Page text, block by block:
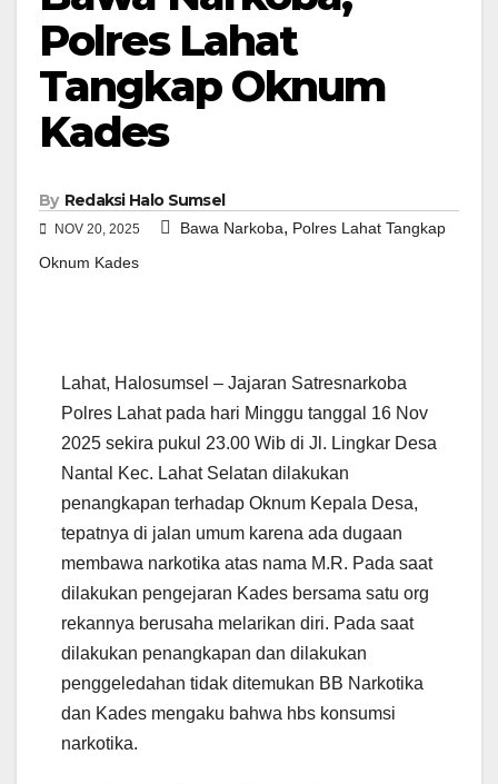
Polres Lahat
Tangkap Oknum
Kades
By Redaksi Halo Sumsel
NOV 20, 2025 Bawa Narkoba, Polres Lahat Tangkap
Oknum Kades
Lahat, Halosumsel – Jajaran Satresnarkoba
Polres Lahat pada hari Minggu tanggal 16 Nov
2025 sekira pukul 23.00 Wib di Jl. Lingkar Desa
Nantal Kec. Lahat Selatan dilakukan
penangkapan terhadap Oknum Kepala Desa,
tepatnya di jalan umum karena ada dugaan
membawa narkotika atas nama M.R. Pada saat
dilakukan pengejaran Kades bersama satu org
rekannya berusaha melarikan diri. Pada saat
dilakukan penangkapan dan dilakukan
penggeledahan tidak ditemukan BB Narkotika
dan Kades mengaku bahwa hbs konsumsi
narkotika.